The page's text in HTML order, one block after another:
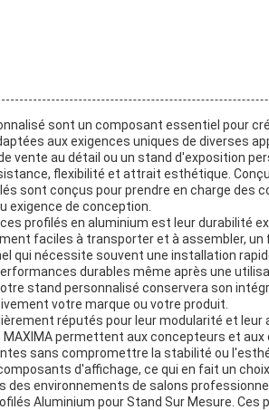
sont un composant essentiel pour
aux exigences uniques de diverses
vente au détail ou un stand d'exposition
flexibilité et attrait esthétique.
sont conçus pour prendre en charge des
exigence de conception.
profilés en aluminium est leur durabilité
faciles à transporter et à assembler,
qui nécessite souvent une installation
durables même après une
stand personnalisé conservera son
votre marque ou votre produit.
réputés pour leur modularité et leur
permettent aux concepteurs et
sans compromettre la stabilité ou
d'affichage, ce qui en fait un
des environnements de salons
Aluminium pour Stand Sur Mesure.